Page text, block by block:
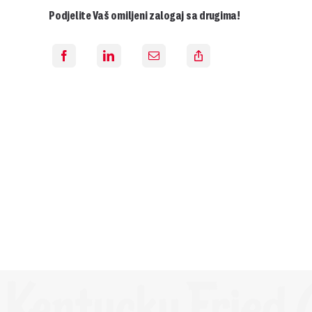
Podjelite Vaš omiljeni zalogaj sa drugima!